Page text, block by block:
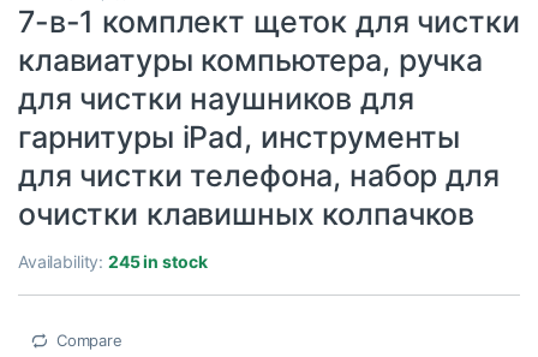
7-в-1 комплект щеток для чистки
клавиатуры компьютера, ручка
для чистки наушников для
гарнитуры iPad, инструменты
для чистки телефона, набор для
очистки клавишных колпачков
Availability:245 in stock
Compare